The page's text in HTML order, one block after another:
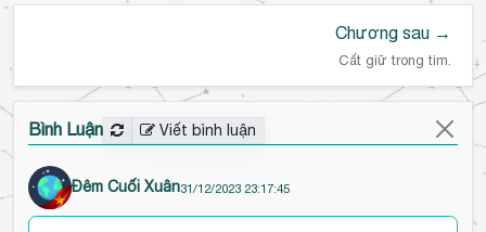
Chương sau →
Cất giữ trong tim.
Bình Luận Viết bình luận
Đêm Cuối Xuân31/12/2023 23:17:45